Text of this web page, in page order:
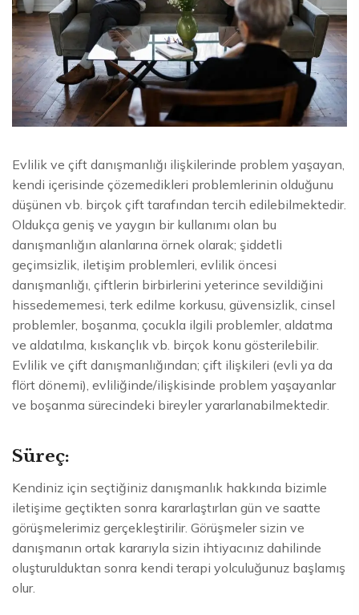
Evlilik ve çift danışmanlığı ilişkilerinde problem yaşayan,
kendi içerisinde çözemedikleri problemlerinin olduğunu
düşünen vb. birçok çift tarafından tercih edilebilmektedir.
Oldukça geniş ve yaygın bir kullanımı olan bu
danışmanlığın alanlarına örnek olarak; şiddetli
geçimsizlik, iletişim problemleri, evlilik öncesi
danışmanlığı, çiftlerin birbirlerini yeterince sevildiğini
hissedememesi, terk edilme korkusu, güvensizlik, cinsel
problemler, boşanma, çocukla ilgili problemler, aldatma
ve aldatılma, kıskançlık vb. birçok konu gösterilebilir.
Evlilik ve çift danışmanlığından; çift ilişkileri (evli ya da
flört dönemi), evliliğinde/ilişkisinde problem yaşayanlar
ve boşanma sürecindeki bireyler yararlanabilmektedir.
Süreç:
Kendiniz için seçtiğiniz danışmanlık hakkında bizimle
iletişime geçtikten sonra kararlaştırlan gün ve saatte
görüşmelerimiz gerçekleştirilir. Görüşmeler sizin ve
danışmanın ortak kararıyla sizin ihtiyacınız dahilinde
oluşturulduktan sonra kendi terapi yolculuğunuz başlamış
olur.